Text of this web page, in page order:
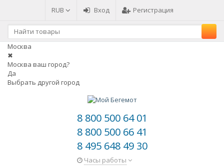
RUB Вход Регистрация
Москва
✖
Москва ваш город?
Да
Выбрать другой город
8 800 500 64 01
8 800 500 66 41
8 495 648 49 30
Часы работы